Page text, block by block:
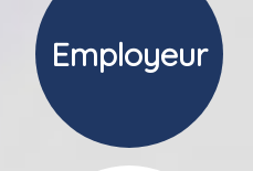
Employeur